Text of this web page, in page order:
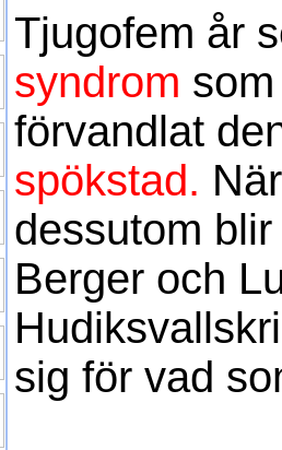
Tjugofem år
syndrom
förvandlat
spökstad.
dessutom
Berger och
sig för vad